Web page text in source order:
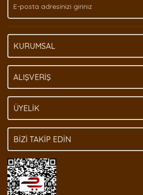
Bu ürüne benzer farklı alternatifler olmalı.
KURUMSAL
ALIŞVERİŞ
ÜYELİK
BİZİ TAKİP EDİN